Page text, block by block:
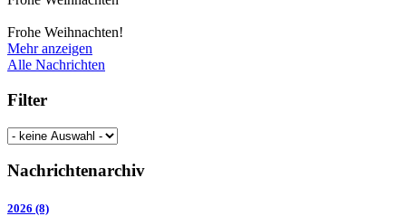
Frohe Weihnachten!
Mehr anzeigen
Alle Nachrichten
Filter
Nachrichtenarchiv
2026 (8)